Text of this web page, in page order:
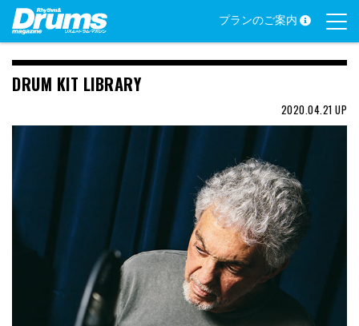
Skip
content
プランのご案内
DRUM KIT LIBRARY
2020.04.21 UP